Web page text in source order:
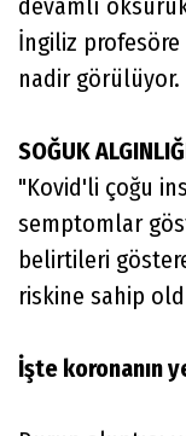
İngiliz
nadir görülüyor.
SOĞUK
"Kovid'li çoğu
semptomlar
belirtileri
riskine sahip
İşte koronanın